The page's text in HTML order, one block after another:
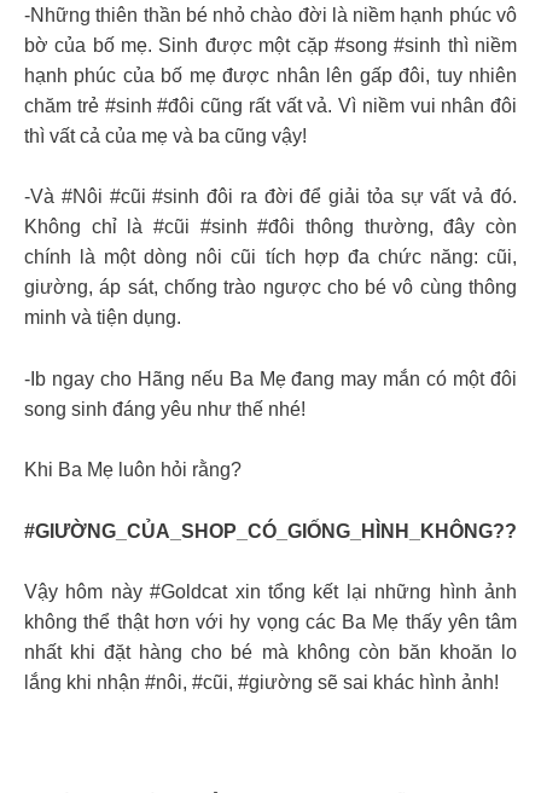
-Những thiên thần bé nhỏ chào đời là niềm hạnh phúc vô
bờ của bố mẹ. Sinh được một cặp #song #sinh thì niềm
hạnh phúc của bố mẹ được nhân lên gấp đôi, tuy nhiên
chăm trẻ #sinh #đôi cũng rất vất vả. Vì niềm vui nhân đôi
thì vất cả của mẹ và ba cũng vậy!
-Và #Nôi #cũi #sinh đôi ra đời để giải tỏa sự vất vả đó.
Không chỉ là #cũi #sinh #đôi thông thường, đây còn
chính là một dòng nôi cũi tích hợp đa chức năng: cũi,
giường, áp sát, chống trào ngược cho bé vô cùng thông
minh và tiện dụng.
-Ib ngay cho Hãng nếu Ba Mẹ đang may mắn có một đôi
song sinh đáng yêu như thế nhé!
Khi Ba Mẹ luôn hỏi rằng?
#GIƯỜNG_CỦA_SHOP_CÓ_GIỐNG_HÌNH_KHÔNG??
Vậy hôm này #Goldcat xin tổng kết lại những hình ảnh
không thể thật hơn với hy vọng các Ba Mẹ thấy yên tâm
nhất khi đặt hàng cho bé mà không còn băn khoăn lo
lắng khi nhận #nôi, #cũi, #giường sẽ sai khác hình ảnh!